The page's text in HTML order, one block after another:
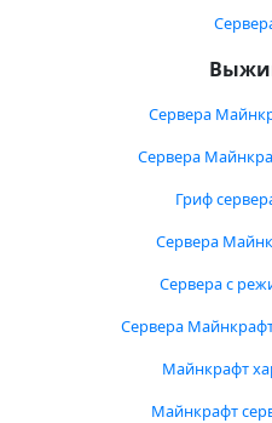
Сервера
Сервера
Гриф
Сервера
Сервера с
Сервера
Майнкрафт
Майнкрафт